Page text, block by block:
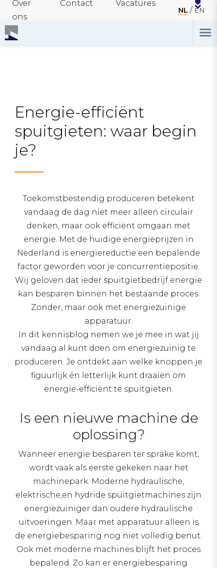
Over
ons
Contact Vacatures
NL EN
Energie-efficiënt
spuitgieten: waar begin
je?
Toekomstbestendig produceren betekent
vandaag de dag niet meer alleen circulair
denken, maar ook efficiënt omgaan met
energie. Met de huidige energieprijzen in
Nederland is energiereductie een bepalende
factor geworden voor je concurrentiepositie.
Wij geloven dat ieder spuitgietbedrijf energie
kan besparen binnen het bestaande proces.
Zonder, maar ook met energiezuinige
apparatuur.
In dit kennisblog nemen we je mee in wat jij
vandaag al kunt doen om energiezuinig te
produceren. Je ontdekt aan welke knoppen je
figuurlijk én letterlijk kunt draaien om
energie-efficiënt te spuitgieten.
Is een nieuwe machine de
oplossing?
Wanneer energie besparen ter sprake komt,
wordt vaak als eerste gekeken naar het
machinepark. Moderne hydraulische,
elektrische,en hydride spuitgietmachines zijn
energiezuiniger dan oudere hydraulische
uitvoeringen. Maar met apparatuur alleen is
de energiebesparing nog niet volledig benut.
Ook met moderne machines blijft het proces
bepalend. Zo kan er energiebesparing